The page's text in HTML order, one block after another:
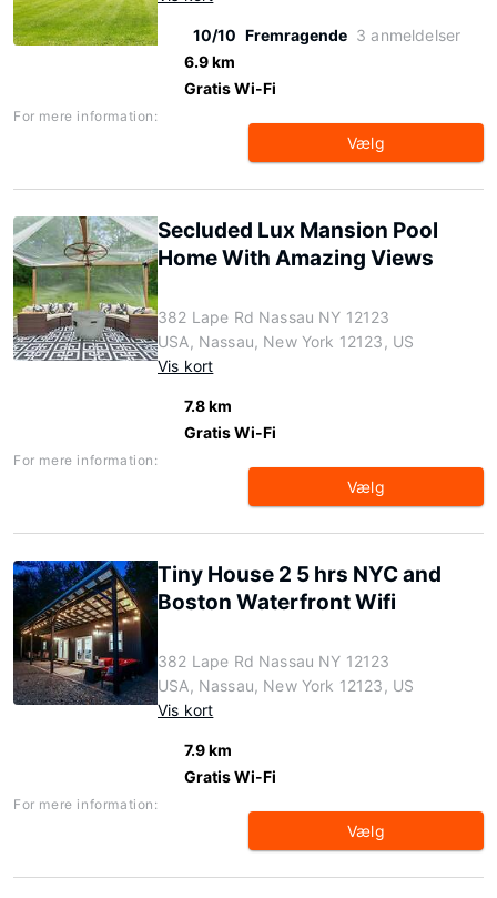
10/10 Fremragende 3 anmeldelser
6.9 km
Gratis Wi-Fi
For mere information:
Vælg
Secluded Lux Mansion Pool
Home With Amazing Views
382 Lape Rd Nassau NY 12123
USA, Nassau, New York 12123, US
Vis kort
7.8 km
Gratis Wi-Fi
For mere information:
Vælg
Tiny House 2 5 hrs NYC and
Boston Waterfront Wifi
382 Lape Rd Nassau NY 12123
USA, Nassau, New York 12123, US
Vis kort
7.9 km
Gratis Wi-Fi
For mere information:
Vælg